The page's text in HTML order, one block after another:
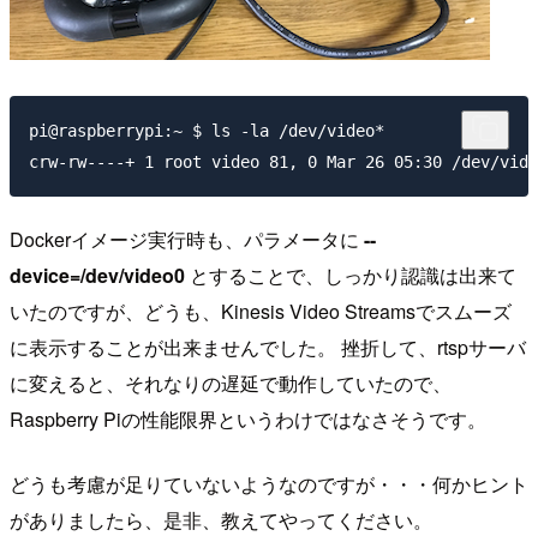
pi@raspberrypi:~ $ ls -la /dev/video*
Dockerイメージ実行時も、パラメータに --
device=/dev/video0 とすることで、しっかり認識は出来て
いたのですが、どうも、Kinesis Video Streamsでスムーズ
に表示することが出来ませんでした。 挫折して、rtspサーバ
に変えると、それなりの遅延で動作していたので、
Raspberry Piの性能限界というわけではなさそうです。
どうも考慮が足りていないようなのですが・・・何かヒント
がありましたら、是非、教えてやってください。